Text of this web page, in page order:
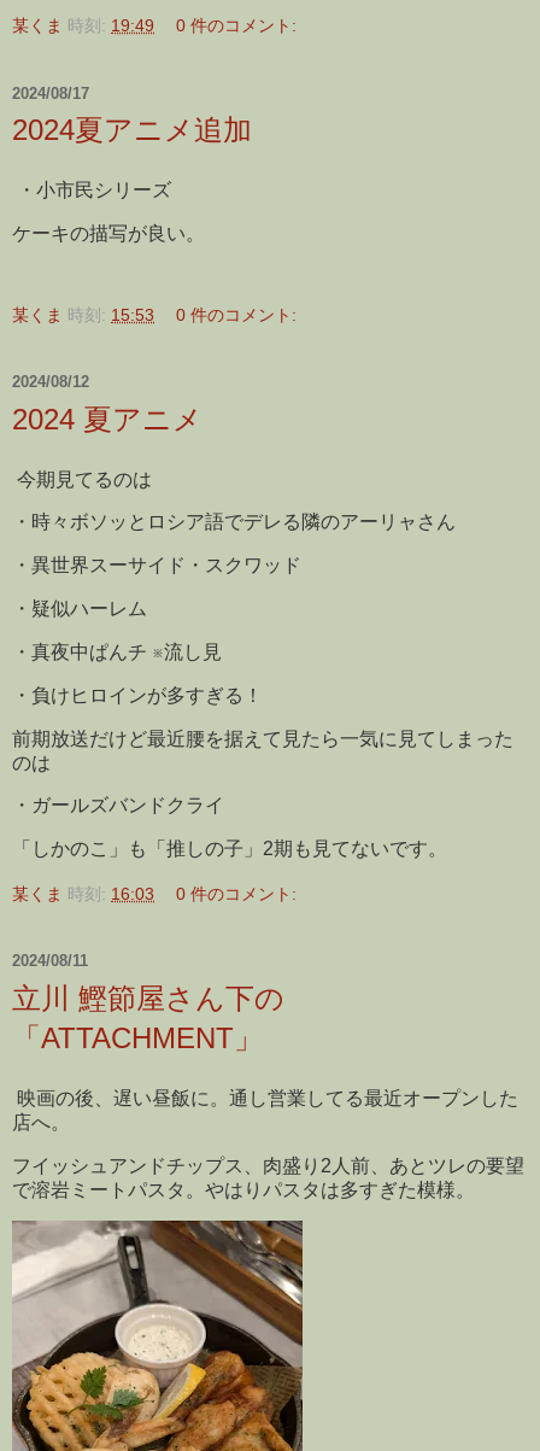
某くま 時刻: 19:49 0 件のコメント:
2024/08/17
2024夏アニメ追加
・小市民シリーズ
ケーキの描写が良い。
某くま 時刻: 15:53 0 件のコメント:
2024/08/12
2024 夏アニメ
今期見てるのは
・時々ボソッとロシア語でデレる隣のアーリャさん
・異世界スーサイド・スクワッド
・疑似ハーレム
・真夜中ぱんチ ※流し見
・負けヒロインが多すぎる！
前期放送だけど最近腰を据えて見たら一気に見てしまった
のは
・ガールズバンドクライ
「しかのこ」も「推しの子」2期も見てないです。
某くま 時刻: 16:03 0 件のコメント:
2024/08/11
立川 鰹節屋さん下の
「ATTACHMENT」
映画の後、遅い昼飯に。通し営業してる最近オープンした
店へ。
フイッシュアンドチップス、肉盛り2人前、あとツレの要望
で溶岩ミートパスタ。やはりパスタは多すぎた模様。